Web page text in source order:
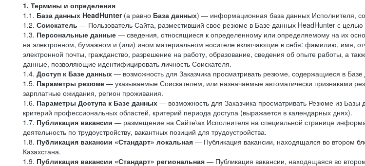
1. Термины и определения
1.1. База данных HeadHunter(а равно База данных) — информационная база данных Исполнителя,
1.2. Соискатель — Пользователь Сайта, разместивший свое резюме в Базе данных HeadHunter с целью
1.3. Персональные данные — сведения, относящиеся к определенному или определяемому на их
на электронном, бумажном и (или) ином материальном носителе включающие в себя: фамилию, имя,
электронной почты, гражданство, разрешение на работу, образование, сведения об опыте работы, а
данные, позволяющие идентифицировать личность Соискателя.
1.4. Доступ к Базе данных — возможность для Заказчика просматривать резюме, содержащиеся в Базе
1.5. Параметры резюме — указываемые Соискателем, или назначаемые автоматически признаками
зарплатные ожидания, регион проживания.
1.6. Параметры Доступа к Базе данных — возможность для Заказчика просматривать Резюме из
критерий профессиональных областей, критерий периода доступа (выражается в календарных днях).
1.7. Публикация вакансии — размещение на Сайте\ах Исполнителя на специальной странице
деятельность по трудоустройству, вакантных позиций для трудоустройства.
1.8. Публикация вакансии «Стандарт» локальная — Публикация вакансии, находящаяся во втором
Казахстана.
1.9. Публикация вакансии «Стандарт» региональная — Публикация вакансии, находящаяся во